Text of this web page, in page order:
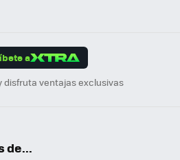
a
disfruta ventajas exclusivas
de...